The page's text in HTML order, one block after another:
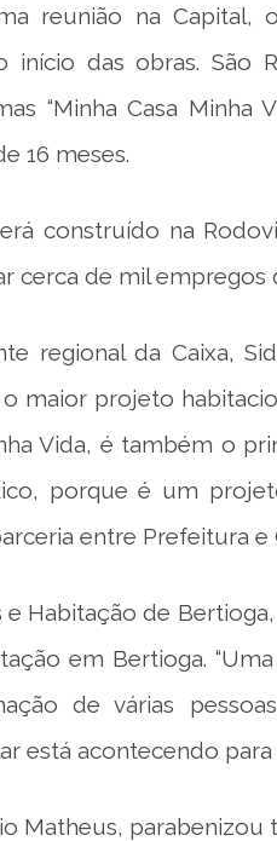
reunião na Capital,
início das obras. São
“Minha Casa Minha
16 meses.
construído na
cerca de mil
regional da Caixa,
maior projeto
Vida, é também o
porque é um
entre Prefeitura e
Habitação de
em Bertioga.
de várias
está acontecendo para
Matheus, parabenizou